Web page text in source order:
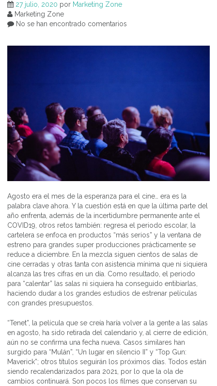
27 julio, 2020 por Marketing Zone
Marketing Zone
No se han encontrado comentarios
Agosto era el mes de la esperanza para el cine… era es la
palabra clave ahora. Y la cuestión está en que la última parte del
año enfrenta, además de la incertidumbre permanente ante el
COVID19, otros retos también: regresa el periodo escolar, la
cartelera se enfoca en productos “más serios” y la ventana de
estreno para grandes super producciones prácticamente se
reduce a diciembre. En la mezcla siguen cientos de salas de
cine cerradas y otras tanta con asistencia mínima que ni siquiera
alcanza las tres cifras en un día. Como resultado, el periodo
para “calentar” las salas ni siquiera ha conseguido entibiarlas,
haciendo dudar a los grandes estudios de estrenar películas
con grandes presupuestos.
“Tenet”, la película que se creía haría volver a la gente a las salas
en agosto, ha sido retirada del calendario y, al cierre de edición,
aún no se confirma una fecha nueva. Casos similares han
surgido para “Mulán”, “Un lugar en silencio II” y “Top Gun:
Maverick”; otros títulos seguirán los próximos días. Todos están
siendo recalendarizados para 2021, por lo que la ola de
cambios continuará. Son pocos los filmes que conservan su